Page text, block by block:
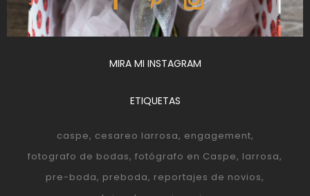
MIRA MI INSTAGRAM
ETIQUETAS
caspe cesareo larrosa engagement
fotografo de bodas fotógrafo en Caspe larrosa
pre-boda preboda reportajes de novios